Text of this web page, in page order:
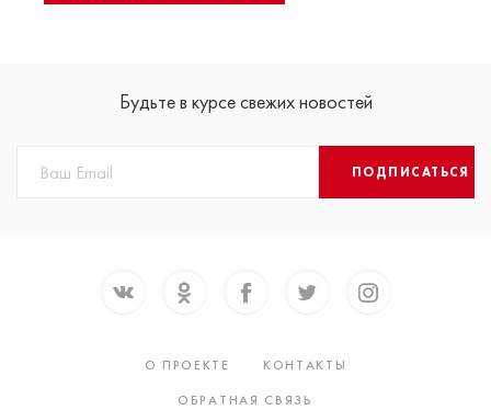
Будьте в курсе свежих новостей
ПОДПИСАТЬСЯ
О ПРОЕКТЕ
КОНТАКТЫ
ОБРАТНАЯ СВЯЗЬ